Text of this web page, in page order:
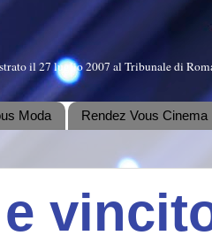
il 27 luglio 2007 al Tribunale di
Moda Rendez Vous Cinema